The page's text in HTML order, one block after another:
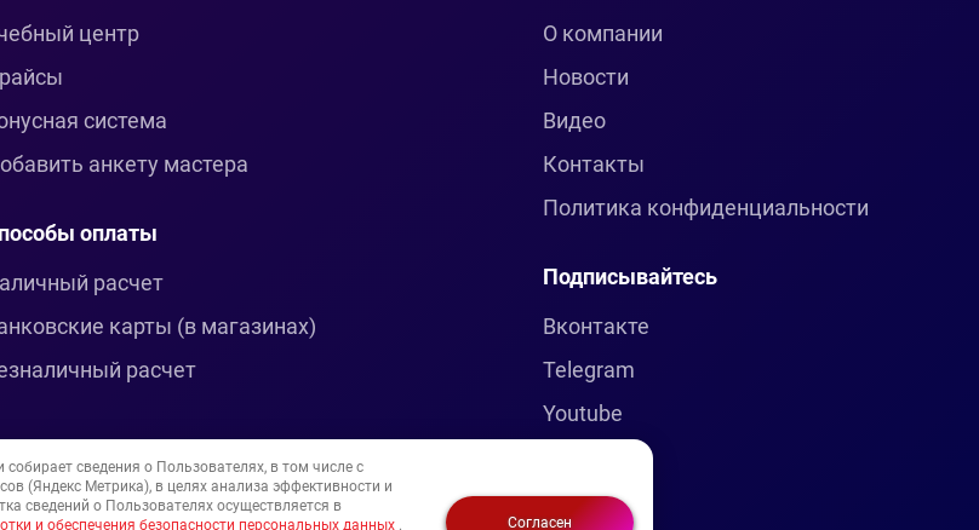
центр
система
анкету мастера
оплаты
расчет
карты (в магазинах)
расчет
О компании
Новости
Видео
Контакты
Политика конфиденциальности
Подписывайтесь
Вконтакте
Telegram
Youtube
собирает сведения о Пользователях, в том числе с
(Яндекс Метрика), в целях анализа эффективности и
сведений о Пользователях осуществляется в
и обеспечения безопасности персональных данных . Согласен